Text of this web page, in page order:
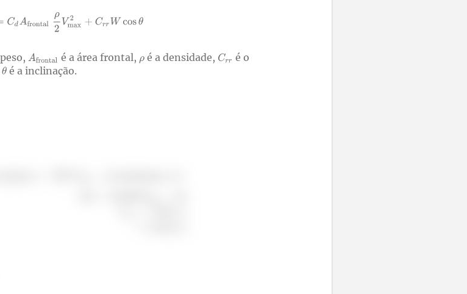
é a área frontal, é a densidade,
é o
é a inclinação.